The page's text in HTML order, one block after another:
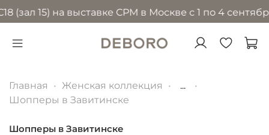
на выставке CPM в Москве с 1 по 4 сентября
Главная Женская коллекция
...
Шопперы в Завитинске
Шопперы в Завитинске